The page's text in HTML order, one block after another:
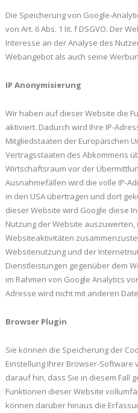
Die Speicherung von Google-
von Art. 6 Abs. 1 lit. f DSGVO. Der
Interesse an der Analyse des
Webangebot als auch seine
IP Anonymisierung
Wir haben auf dieser Website die
aktiviert. Dadurch wird Ihre IP-
Mitgliedstaaten der Europäischen
Vertragsstaaten des Abkommens
Wirtschaftsraum vor der
Ausnahmefällen wird die volle IP-
in den USA übertragen und dort
dieser Website wird Google diese
Nutzung der Website auszuwerten,
Websiteaktivitäten
Websitenutzung und der
Dienstleistungen gegenüber dem
im Rahmen von Google Analytics
Adresse wird nicht mit anderen
Browser Plugin
Sie können die Speicherung der
Einstellung Ihrer Browser-Software
darauf hin, dass Sie in diesem Fall
Funktionen dieser Website
können darüber hinaus die